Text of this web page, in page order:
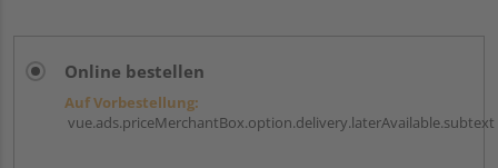
Online bestellen
Auf Vorbestellung:
vue.ads.priceMerchantBox.option.delivery.laterAvailable.subtext